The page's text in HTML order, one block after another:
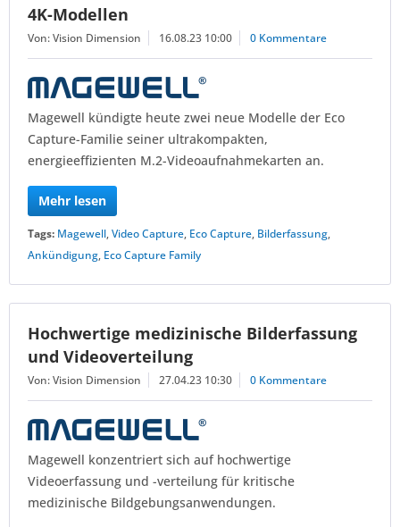
4K-Modellen
Von: Vision Dimension 16.08.23 10:00 0 Kommentare
Magewell kündigte heute zwei neue Modelle der Eco
Capture-Familie seiner ultrakompakten,
energieeffizienten M.2-Videoaufnahmekarten an.
Mehr lesen
Tags: Magewell,Video Capture, Eco Capture, Bilderfassung,
Ankündigung, Eco Capture Family
Hochwertige medizinische Bilderfassung
und Videoverteilung
Von: Vision Dimension 27.04.23 10:30 0 Kommentare
Magewell konzentriert sich auf hochwertige
Videoerfassung und -verteilung für kritische
medizinische Bildgebungsanwendungen.